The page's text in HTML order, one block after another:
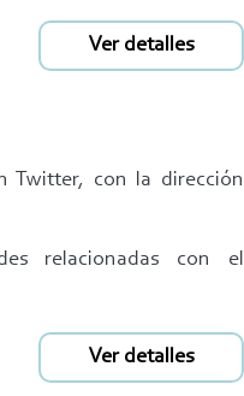
Ver detalles
Twitter, con la dirección
relacionadas con el
Ver detalles